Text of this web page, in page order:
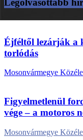
Legolvasottabb
Éjféltől lezárják a
torlódás
Mosonvármegye
Figyelmetlenül
vége – a motoros
Mosonvármegye